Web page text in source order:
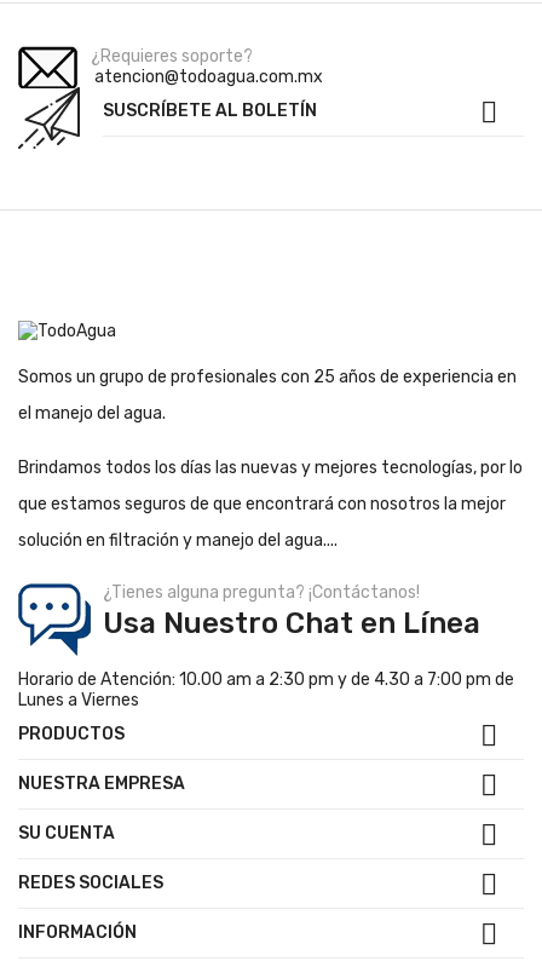
¿Requieres soporte?
atencion@todoagua.com.mx
SUSCRÍBETE AL BOLETÍN

Somos un grupo de profesionales con 25 años de experiencia en
el manejo del agua.
Brindamos todos los días las nuevas y mejores tecnologías, por lo
que estamos seguros de que encontrará con nosotros la mejor
solución en filtración y manejo del agua....
¿Tienes alguna pregunta? ¡Contáctanos!
Usa Nuestro Chat en Línea
Horario de Atención: 10.00 am a 2:30 pm y de 4.30 a 7:00 pm de
Lunes a Viernes
PRODUCTOS

NUESTRA EMPRESA 
SU CUENTA 
REDES SOCIALES 
INFORMACIÓN 